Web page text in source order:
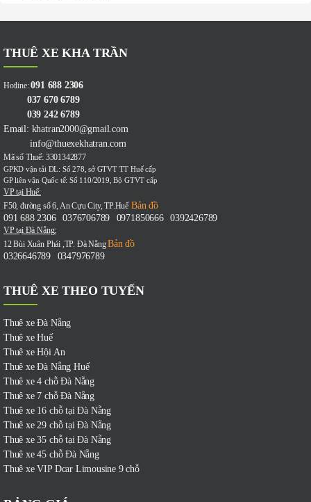
THUÊ XE KHA TRẦN
Hotline:091 688 2306
037 670 6789
039 242 6789
Email: khatran2000@gmail.com
info@thuexekhatran.com
Mã số Thuế: 3301342877
GPKD vận tải DL: Số 278, sở GTVT TT Huế cấp
GP liên vận Quốc tế: Số 110/2019, Bộ GTVT cấp
VP tại Huế:
F50, đường số 6, An Cựu City, TP.HuếBản đồ
091 688 2306
-0376706789 0971850666 -0392426789
VP tại Đà Nẵng:
12 Bùi Xuân Phái ,TP. Đà NẵngBản đồ
0326646789
0347976789
THUÊ XE THEO TUYẾN
Thuê xe Đà Nẵng
Thuê xe Huế
Thuê xe Hội An
Thuê xe Đà Nẵng Huế
Thuê xe 4 chỗ Đà Nẵng
Thuê xe 7 chỗ Đà Nẵng
Thuê xe 16 chỗ tại Đà Nẵng
Thuê xe 29 chỗ tại Đà Nẵng
Thuê xe 35 chỗ tại Đà Nẵng
Thuê xe 45 chỗ Đà Nẵng
Thuê xe VIP Dcar Limousine 9 chỗ